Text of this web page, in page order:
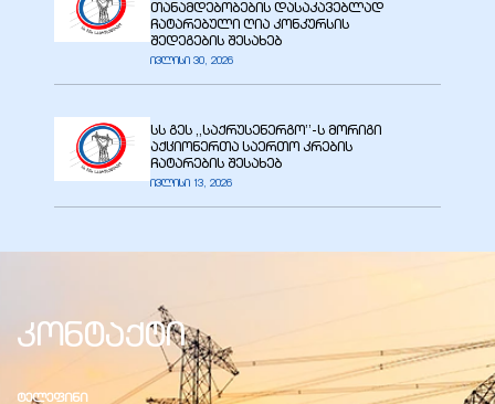
თანამდებობების დასაკავებლად
ჩატარებული ღია კონკურსის
შედეგების შესახებ
ივლისი 30, 2026
სს გეს ,,საქრუსენერგო’’-ს მორიგი
აქციონერთა საერთო კრების
ჩატარების შესახებ
ივლისი 13, 2026
კონტაქტი
ᲢᲔᲚᲔᲤᲘᲜᲘ